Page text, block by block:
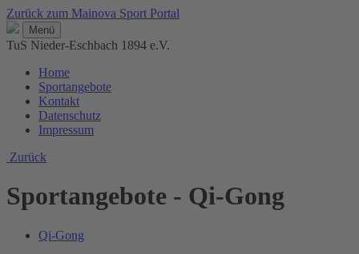
Zurück zum Mainova Sport Portal
Menü
TuS Nieder-Eschbach 1894 e.V.
Home
Sportangebote
Kontakt
Datenschutz
Impressum
Zurück
Sportangebote - Qi-Gong
Qi-Gong